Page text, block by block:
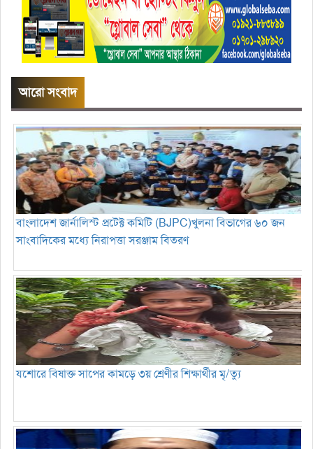
আরো সংবাদ
বাংলাদেশ জার্নালিস্ট প্রটেক্ট কমিটি (BJPC)খুলনা বিভাগের ৬০ জন
সাংবাদিকের মধ্যে নিরাপত্তা সরঞ্জাম বিতরণ
যশোরে বিষাক্ত সাপের কামড়ে ৩য় শ্রেণীর শিক্ষার্থীর মৃ/ত্যু